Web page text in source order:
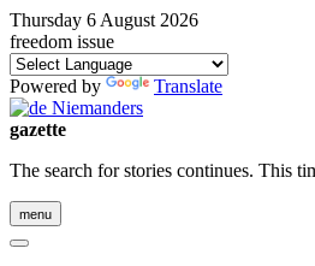
Thursday 6 August 2026
freedom issue
Powered by Translate
gazette
The search for stories continues. This
menu